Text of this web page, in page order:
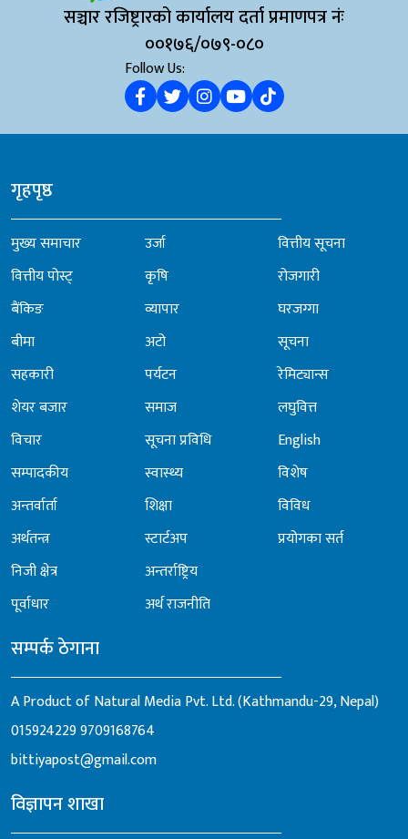
सञ्चार रजिष्ट्रारको कार्यालय दर्ता प्रमाणपत्र नंः
००१७६/०७९-०८०
Follow Us:
गृहपृष्ठ
मुख्य समाचार
वित्तीय पोस्ट्
बैंकिङ
बीमा
सहकारी
शेयर बजार
विचार
सम्पादकीय
अन्तर्वार्ता
अर्थतन्त्र
निजी क्षेत्र
पूर्वाधार
उर्जा
कृषि
व्यापार
अटो
पर्यटन
समाज
सूचना प्रविधि
स्वास्थ्य
शिक्षा
स्टार्टअप
अन्तर्राष्ट्रिय
अर्थ राजनीति
वित्तीय सूचना
रोजगारी
घरजग्गा
सूचना
रेमिट्यान्स
लघुवित्त
English
विशेष
विविध
प्रयोगका सर्त
सम्पर्क ठेगाना
A Product of Natural Media Pvt. Ltd. (Kathmandu-29, Nepal)
0159242299709168764
bittiyapost@gmail.com
विज्ञापन शाखा